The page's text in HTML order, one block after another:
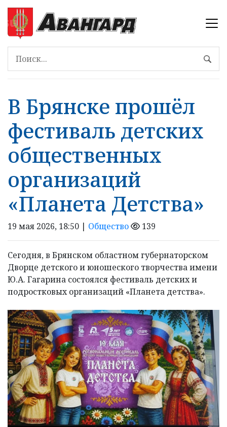
В Брянске прошёл
фестиваль детских
общественных
организаций
«Планета Детства»
19 мая 2026, 18:50 | Общество 139
Сегодня, в Брянском областном губернаторском
Дворце детского и юношеского творчества имени
Ю.А. Гагарина состоялся фестиваль детских и
подростковых организаций «Планета детства».